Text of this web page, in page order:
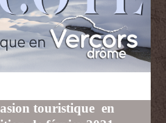
touristique en